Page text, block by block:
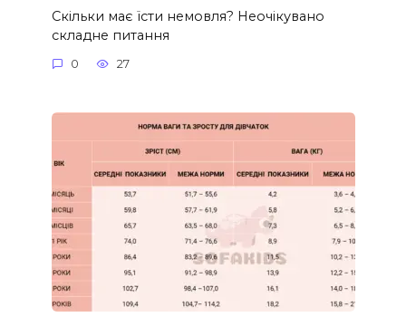
Скільки має їсти немовля? Неочікувано
складне питання
0 27